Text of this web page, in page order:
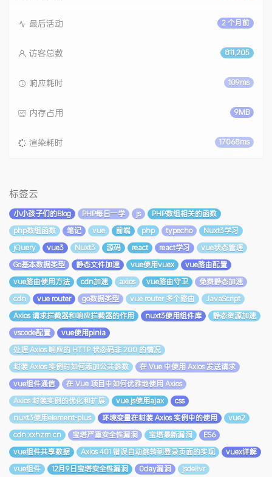
2 个月前
最后活动
811,205
访客总数
109ms
响应耗时
9MB
内存占用
17068ms
渲染耗时
标签云
小小孩子们的Blog PHP每日一学 js
PHP数组相关的函数
php数组函数
笔记 vue 前端 php typecho
Nuxt3学习
jQuery
vue3 Nuxt3 源码 react react学习
vue状态管理
Go基本数据类型
静态文件加速 vue使用vuex
vue路由配置
vue路由使用方法
cdn加速 axios vue路由守卫
免费静态加速
cdn
vue router go数据类型 vue router 多个路由
JavaScript
Axios 请求拦截器和响应拦截器的作用
nuxt3使用组件库
静态资源加速
vscode配置
vue使用pinia
处理 Axios 响应的 HTTP 状态码非 200 的情况
封装 Axios 实例时如何添加公共参数
在 Vue 中使用 Axios 发送请求
vue组件通信
在 Vue 项目中如何优雅地使用 Axios
Axios 封装实例的优化和扩展
vue.js使用ajax
css
nuxt3使用element-plus
环境变量在封装 Axios 实例中的使用
vue2
cdn.xxhzm.cn
宝塔严重安全性漏洞 宝塔最新漏洞
ES6
vue组件共享数据
Axios 401 错误自动跳转到登录页面的实现
vuex详解
vue组件
12月9日宝塔安全性漏洞 0day漏洞 jsdelivr